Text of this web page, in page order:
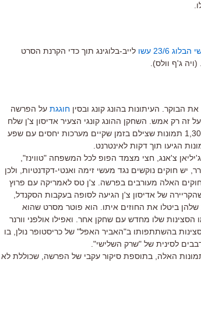
23/6 עשו
לייב-בלוגינג תוך כדי הקרנת הסרט
הבוקר. העיתונות בהונג קונג ובסין חוגגת על הפרשה
זה רק אמש. השחקן ההונג קונגי הצעיר אדיסון צ'ן שלח
את המחשב שלו לתיקון והטכנאי מצא עליו 1,300 תמונות שצילם בזמן שקיים מערכות יחסים עם שפע
צ'אנג, חצי מצמד הפופ לכל המשפחה "טווינז",
יש חוקים נוקשים נגד מעשי זימה ואנטי-דקדנטיות, ולכן
האלה מעורבים בפרשה. צ'ן טס לאמריקה עם פרוץ
של אדיסון צ'ן הגיעה לסופה בעקבות הסקנדל,
ביטלו את החוזים איתו. הוא פוטר מסרט שהוא
הסצינות שלו מחדש עם שחקן אחר. ואפילו אולפני וורנר
בהשתתפותו ב"האביר האפל" של כריסטופר נולן, בו
לסינית של "שרק השלישי".
האלה, בתוספת סיקור עקבי של הפרשה, שכוללת לא